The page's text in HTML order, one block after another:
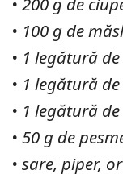
• 100 g de
• 1 legătură
• 1 legătură
• 1 legătură
• 50 g de
• sare, piper,